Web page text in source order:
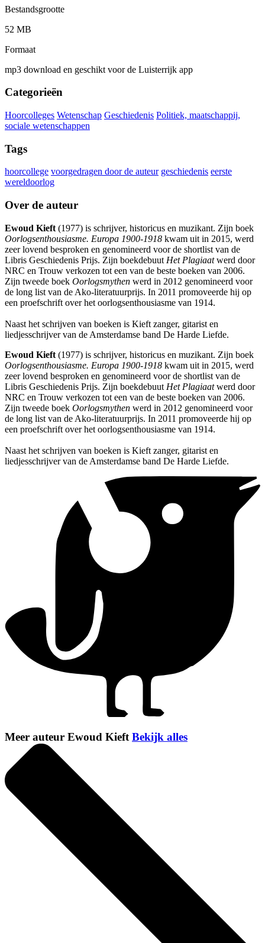
Bestandsgrootte
52 MB
Formaat
mp3 download en geschikt voor de Luisterrijk app
Categorieën
Hoorcolleges Wetenschap Geschiedenis Politiek, maatschappij,
sociale wetenschappen
Tags
hoorcollege voorgedragen door de auteur geschiedenis eerste
wereldoorlog
Over de auteur
Ewoud Kieft (1977) is schrijver, historicus en muzikant. Zijn boek
Oorlogsenthousiasme. Europa 1900-1918 kwam uit in 2015, werd
zeer lovend besproken en genomineerd voor de shortlist van de
Libris Geschiedenis Prijs. Zijn boekdebuut Het Plagiaatwerd door
NRC en Trouw verkozen tot een van de beste boeken van 2006.
Zijn tweede boek Oorlogsmythen werd in 2012 genomineerd voor
de long list van de Ako-literatuurprijs. In 2011 promoveerde hij op
een proefschrift over het oorlogsenthousiasme van 1914.
Naast het schrijven van boeken is Kieft zanger, gitarist en
liedjesschrijver van de Amsterdamse band De Harde Liefde.
Ewoud Kieft (1977) is schrijver, historicus en muzikant. Zijn boek
Oorlogsenthousiasme. Europa 1900-1918 kwam uit in 2015, werd
zeer lovend besproken en genomineerd voor de shortlist van de
Libris Geschiedenis Prijs. Zijn boekdebuut Het Plagiaatwerd door
NRC en Trouw verkozen tot een van de beste boeken van 2006.
Zijn tweede boek Oorlogsmythen werd in 2012 genomineerd voor
de long list van de Ako-literatuurprijs. In 2011 promoveerde hij op
een proefschrift over het oorlogsenthousiasme van 1914.
Naast het schrijven van boeken is Kieft zanger, gitarist en
liedjesschrijver van de Amsterdamse band De Harde Liefde.
Meer auteur Ewoud Kieft Bekijk alles